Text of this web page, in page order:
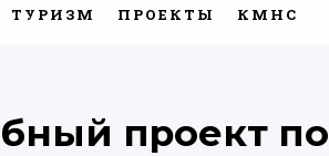
ТУРИЗМ ПРОЕКТЫ КМНС
проект по